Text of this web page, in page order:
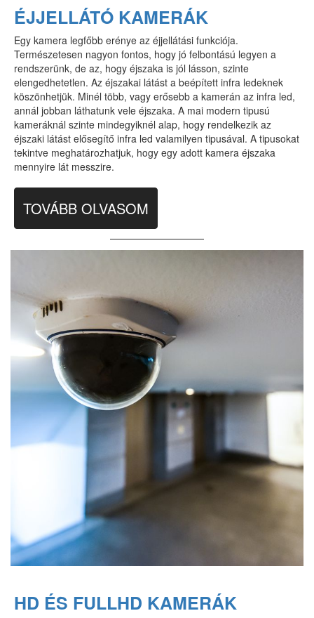
ÉJJELLÁTÓ KAMERÁK
Egy kamera legfőbb erénye az éjjellátási funkciója.
Természetesen nagyon fontos, hogy jó felbontású legyen a
rendszerünk, de az, hogy éjszaka is jól lásson, szinte
elengedhetetlen. Az éjszakai látást a beépített infra ledeknek
köszönhetjük. Minél több, vagy erősebb a kamerán az infra led,
annál jobban láthatunk vele éjszaka. A mai modern tipusú
kameráknál szinte mindegyiknél alap, hogy rendelkezik az
éjszaki látást elősegítő infra led valamilyen tipusával. A tipusokat
tekintve meghatározhatjuk, hogy egy adott kamera éjszaka
mennyire lát messzire.
TOVÁBB OLVASOM
HD ÉS FULLHD KAMERÁK